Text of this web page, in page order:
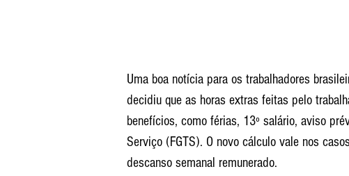
Uma boa notícia para os trabalhadores
decidiu que as horas extras feitas pelo
benefícios, como férias, 13º salário, aviso
Serviço (FGTS). O novo cálculo vale nos
descanso semanal remunerado.